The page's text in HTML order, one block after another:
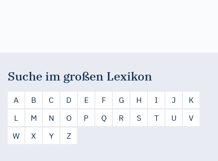
Suche im großen Lexikon
A B C D E F G H I J
K
L
M N O P Q R S T U
V
W
X Y Z